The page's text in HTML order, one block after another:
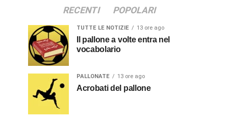
RECENTI POPOLARI
TUTTE LE NOTIZIE 13 ore ago
Il pallone a volte entra nel
vocabolario
PALLONATE 13 ore ago
Acrobati del pallone